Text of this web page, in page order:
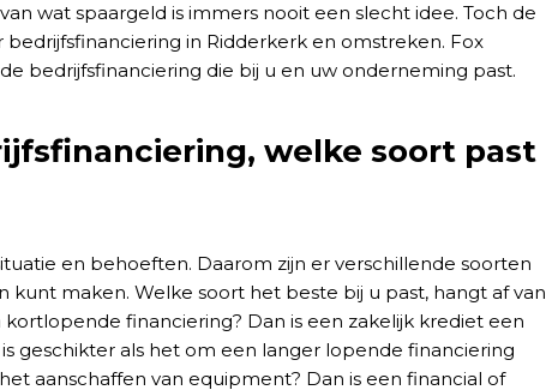
wat spaargeld is immers nooit een slecht idee. Toch de
bedrijfsfinanciering in Ridderkerk en omstreken. Fox
bedrijfsfinanciering die bij u en uw onderneming past.
welke soort past
en behoeften. Daarom zijn er verschillende soorten
kunt maken. Welke soort het beste bij u past, hangt af van
financiering? Dan is een zakelijk krediet een
geschikter als het om een langer lopende financiering
aanschaffen van equipment? Dan is een financial of